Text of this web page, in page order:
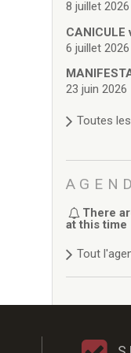
8 juillet 2026
6 juillet 2026
23 juin 2026
Toutes
There
at this time
Tout